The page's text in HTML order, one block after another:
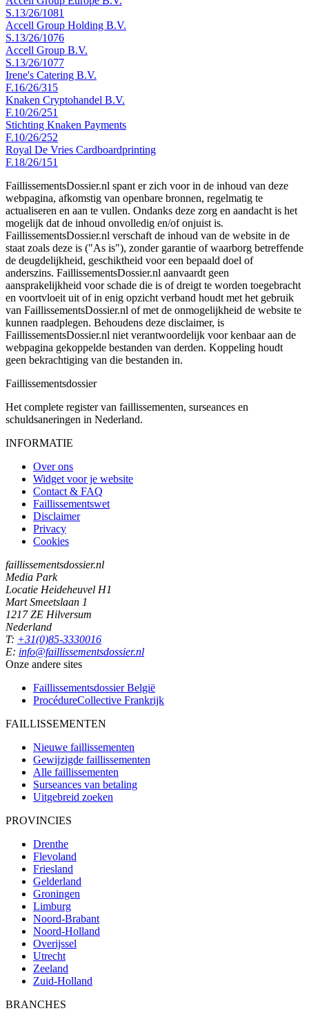
S.13/26/1081
Accell Group Holding B.V.
S.13/26/1076
Accell Group B.V.
S.13/26/1077
Irene's Catering B.V.
F.16/26/315
Knaken Cryptohandel B.V.
F.10/26/251
Stichting Knaken Payments
F.10/26/252
Royal De Vries Cardboardprinting
F.18/26/151
FaillissementsDossier.nl spant er zich voor in de inhoud van deze
webpagina, afkomstig van openbare bronnen, regelmatig te
actualiseren en aan te vullen. Ondanks deze zorg en aandacht is het
mogelijk dat de inhoud onvolledig en/of onjuist is.
FaillissementsDossier.nl verschaft de inhoud van de website in de
staat zoals deze is ("As is"), zonder garantie of waarborg betreffende
de deugdelijkheid, geschiktheid voor een bepaald doel of
anderszins. FaillissementsDossier.nl aanvaardt geen
aansprakelijkheid voor schade die is of dreigt te worden toegebracht
en voortvloeit uit of in enig opzicht verband houdt met het gebruik
van FaillissementsDossier.nl of met de onmogelijkheid de website te
kunnen raadplegen. Behoudens deze disclaimer, is
FaillissementsDossier.nl niet verantwoordelijk voor kenbaar aan de
webpagina gekoppelde bestanden van derden. Koppeling houdt
geen bekrachtiging van die bestanden in.
Faillissementsdossier
Het complete register van faillissementen, surseances en
schuldsaneringen in Nederland.
INFORMATIE
Over ons
Widget voor je website
Contact & FAQ
Faillissementswet
Disclaimer
Privacy
Cookies
faillissementsdossier.nl
Media Park
Locatie Heideheuvel H1
Mart Smeetslaan 1
1217 ZE Hilversum
Nederland
T: +31(0)85-3330016
E: info@faillissementsdossier.nl
Onze andere sites
Faillissementsdossier België
ProcédureCollective Frankrijk
FAILLISSEMENTEN
Nieuwe faillissementen
Gewijzigde faillissementen
Alle faillissementen
Surseances van betaling
Uitgebreid zoeken
PROVINCIES
Drenthe
Flevoland
Friesland
Gelderland
Groningen
Limburg
Noord-Brabant
Noord-Holland
Overijssel
Utrecht
Zeeland
Zuid-Holland
BRANCHES